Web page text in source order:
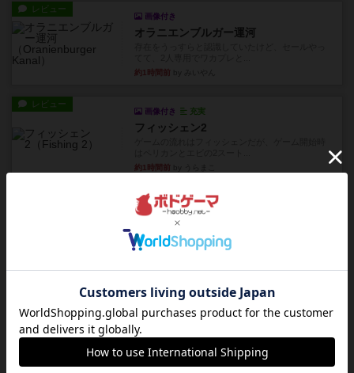
レビュー
画像付き
オラニエンブルガー運河
約1時間前
レビュー
画像付き 充実
フィッシェン2
約1時間前
パイパー戦闘団2
1996年にAvalon Hill社が出版した『Kampfgruppe...
約2時間前by Chaco
パイパー戦闘団1
1993年にAvalon Hill社が出版した『Kampfgruppe...
by Chaco
レビュー レッドバリケ－ド工場
1989年にAvalon Hill社が出版した『Red Barrica...
約2時間前by Chaco